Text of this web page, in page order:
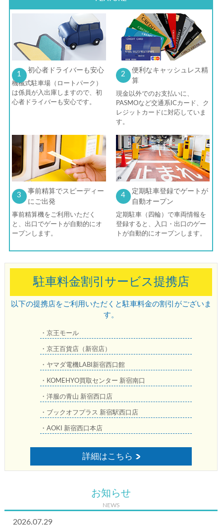
1 初心者ドライバーも安心
機械式駐車場（ロートパーク）
は係員が入出庫しますので、初
心者ドライバーも安心です。
2 便利なキャッシュレス精
算
現金以外でのお支払いに、
PASMOなど交通系ICカード、ク
レジットカードに対応していま
す。
3 事前精算でスピーディー
にご出発
事前精算機をご利用いただく
と、出口でゲートが自動的にオ
ープンします。
4 定期駐車登録でゲートが
自動オープン
定期駐車（四輪）で車両情報を
登録すると、入口・出口のゲー
トが自動的にオープンします。
駐車料金割引サービス提携店
以下の提携店をご利用いただくと駐車料金の割引がございま
す。
・京王モール
・京王百貨店（新宿店）
・ヤマダ電機LABI新宿西口館
・KOMEHYO買取センター 新宿南口
・洋服の青山 新宿西口店
・ブックオフプラス 新宿駅西口店
・AOKI 新宿西口本店
詳細はこちら
お知らせ
NEWS
2026.07.29